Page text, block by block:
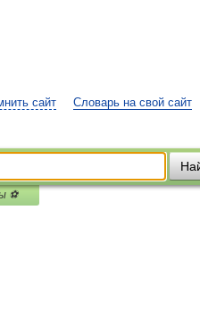
сайт Словарь на свой сайт
⚽